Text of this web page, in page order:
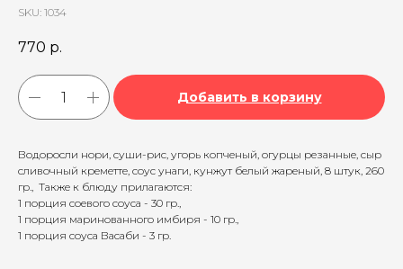
SKU: 1034
770 р.
Добавить в корзину
Водоросли нори, суши-рис, угорь копченый, огурцы резанные, сыр
сливочный креметте, соус унаги, кунжут белый жареный, 8 штук, 260
гр., Также к блюду прилагаются:
1 порция соевого соуса - 30 гр.,
1 порция маринованного имбиря - 10 гр.,
1 порция соуса Васаби - 3 гр.